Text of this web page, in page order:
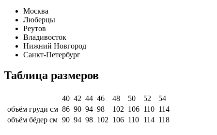
Москва
Люберцы
Реутов
Владивосток
Нижний Новгород
Санкт-Петербург
Таблица размеров
40 42 44 46 48 50 52
54
объём груди см 86 90 94 98 102 106 110 114
объём бёдер см 90 94 98 102 106 110 114 118